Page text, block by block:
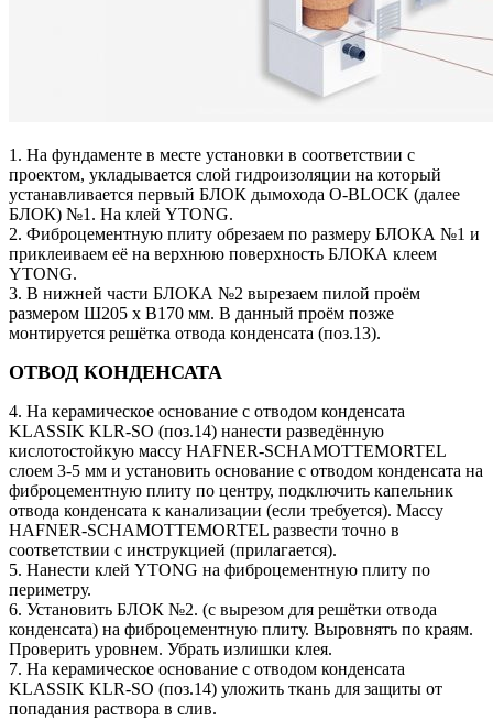
1. На фундаменте в месте установки в соответствии с
проектом, укладывается слой гидроизоляции на который
устанавливается первый БЛОК дымохода O-BLOCK (далее
БЛОК) №1. На клей YTONG.
2. Фиброцементную плиту обрезаем по размеру БЛОКА №1 и
приклеиваем её на верхнюю поверхность БЛОКА клеем
YTONG.
3. В нижней части БЛОКА №2 вырезаем пилой проём
размером Ш205 х В170 мм. В данный проём позже
монтируется решётка отвода конденсата (поз.13).
ОТВОД КОНДЕНСАТА
4. На керамическое основание с отводом конденсата
KLASSIK KLR-SO (поз.14) нанести разведённую
кислотостойкую массу HAFNER-SCHAMOTTEMORTEL
слоем 3-5 мм и установить основание с отводом конденсата на
фиброцементную плиту по центру, подключить капельник
отвода конденсата к канализации (если требуется). Массу
HAFNER-SCHAMOTTEMORTEL развести точно в
соответствии с инструкцией (прилагается).
5. Нанести клей YTONG на фиброцементную плиту по
периметру.
6. Установить БЛОК №2. (с вырезом для решётки отвода
конденсата) на фиброцементную плиту. Выровнять по краям.
Проверить уровнем. Убрать излишки клея.
7. На керамическое основание с отводом конденсата
KLASSIK KLR-SO (поз.14) уложить ткань для защиты от
попадания раствора в слив.